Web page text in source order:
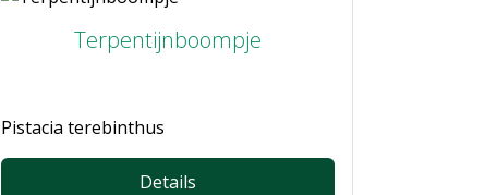
Terpentijnboompje
Pistacia terebinthus
Details